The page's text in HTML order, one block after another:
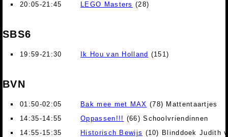
20:05-21:45 LEGO Masters (28)
SBS6
19:59-21:30 Ik Hou van Holland (151)
BVN
01:50-02:05 Bak mee met MAX (78) Mattentaartjes
14:35-14:55
Oppassen!!! (66) Schoolvriendinnen
14:55-15:35
Historisch Bewijs (10) Blinddoek Judith